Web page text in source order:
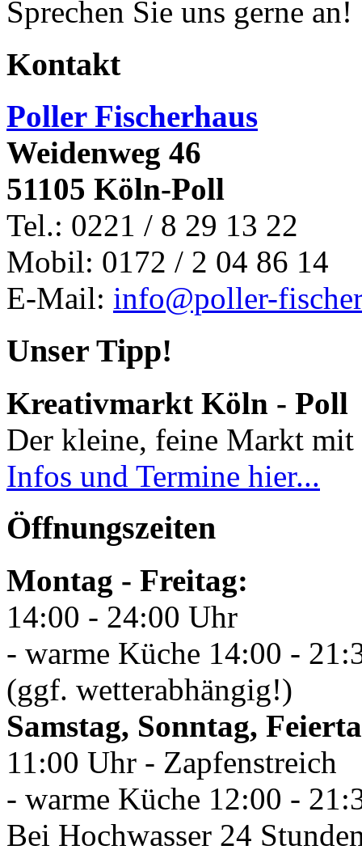
Sprechen Sie uns gerne an!
Kontakt
Poller Fischerhaus
Weidenweg 46
51105 Köln-Poll
Tel.: 0221 / 8 29 13 22
Mobil: 0172 / 2 04 86 14
E-Mail: info@poller-
Unser Tipp!
Kreativmarkt Köln - Poll
Der kleine, feine Markt
Infos und Termine hier...
Öffnungszeiten
Montag - Freitag:
14:00 - 24:00 Uhr
- warme Küche 14:00 -
(ggf. wetterabhängig!)
Samstag, Sonntag,
11:00 Uhr - Zapfenstreich
- warme Küche 12:00 -
Bei Hochwasser 24